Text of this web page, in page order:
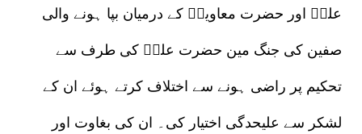
علیؓ اور حضرت معاویہؓ کے درمیان بپا ہونے والی
صفین کی جنگ مین حضرت علیؓ کی طرف سے
تحکیم پر راضی ہونے سے اختلاف کرتے ہوئے ان کے
لشکر سے علیحدگی اختیار کی۔ ان کی بغاوت اور